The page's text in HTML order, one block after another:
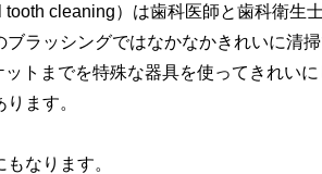
tooth cleaning）は歯科医師と歯科衛生
ラッシングではなかなかきれいに清掃
トまでを特殊な器具を使ってきれいに
ます。
なります。